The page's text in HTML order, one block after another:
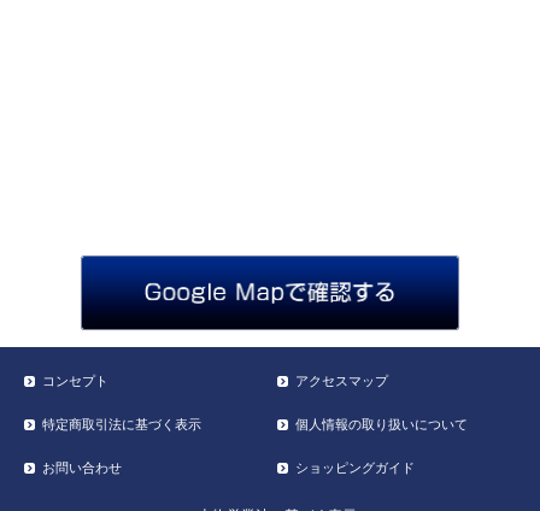
コンセプト アクセスマップ
特定商取引法に基づく表示 個人情報の取り扱いについて
お問い合わせ ショッピングガイド